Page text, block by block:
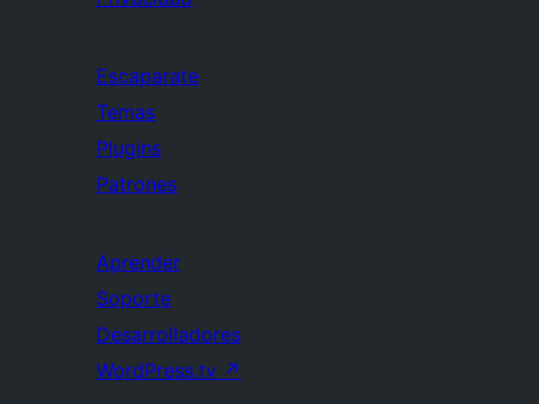
Escaparate
Temas
Plugins
Patrones
Aprender
Soporte
Desarrolladores
WordPress.tv ↗